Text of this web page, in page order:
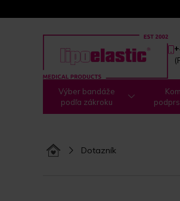
Výber bandáže
podľa zákroku
Dotazník